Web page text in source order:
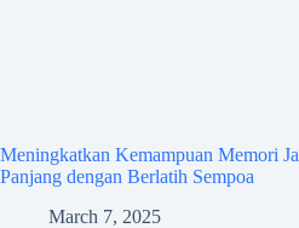
Meningkatkan Kemampuan Memori
Panjang dengan Berlatih Sempoa
March 7, 2025